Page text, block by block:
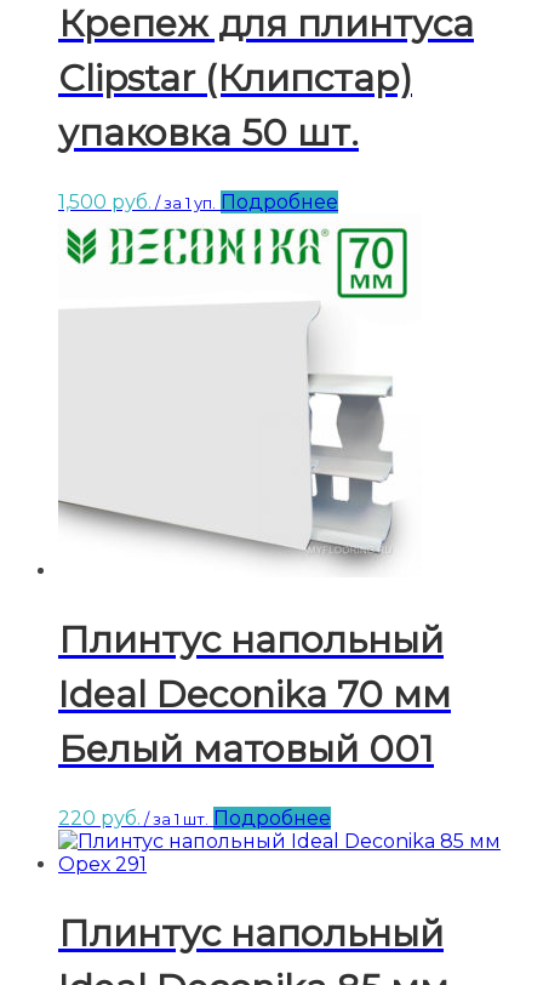
Крепеж для плинтуса
Clipstar (Клипстар)
упаковка 50 шт.
1,500 руб. / за 1 уп. Подробнее
Плинтус напольный
Ideal Deconika 70 мм
Белый матовый 001
220 руб. / за 1 шт. Подробнее
Плинтус напольный